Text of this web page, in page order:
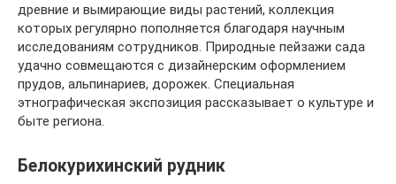
древние и вымирающие виды растений, коллекция
которых регулярно пополняется благодаря научным
исследованиям сотрудников. Природные пейзажи сада
удачно совмещаются с дизайнерским оформлением
прудов, альпинариев, дорожек. Специальная
этнографическая экспозиция рассказывает о культуре и
быте региона.
Белокурихинский рудник